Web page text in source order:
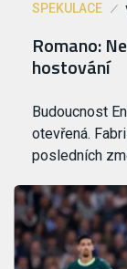
SPEKULACE
Romano:
hostování
Budoucnost
otevřená.
posledních